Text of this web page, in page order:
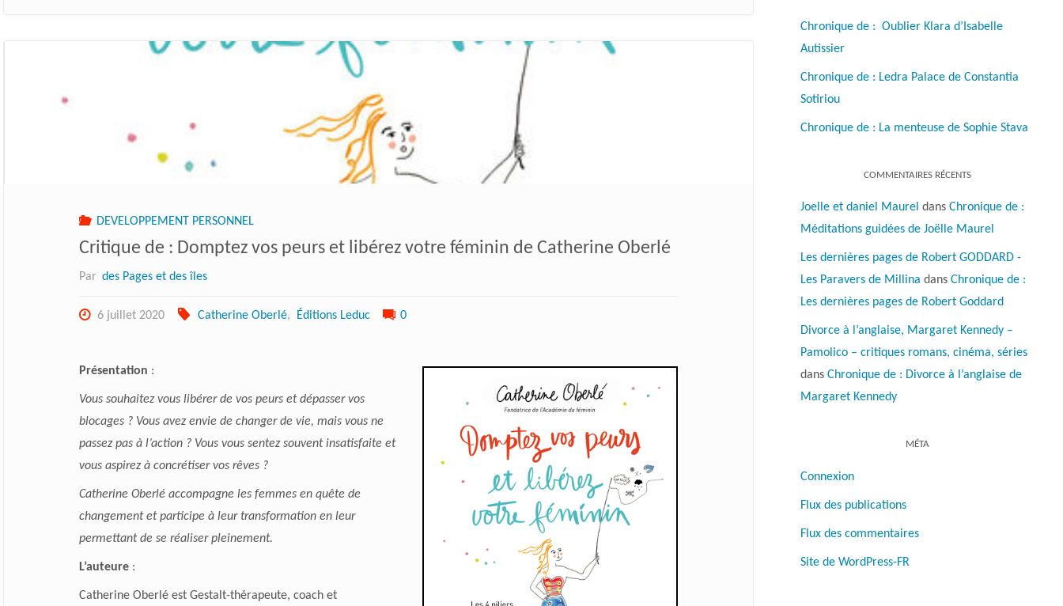
DEVELOPPEMENT PERSONNEL
Critique de : Domptez vos peurs et libérez votre féminin de Catherine Oberlé
Par des Pages et des îles
6 juillet 2020 Catherine Oberlé, Éditions Leduc 0
Présentation :
Vous souhaitez vous libérer de vos peurs et dépasser vos
blocages ? Vous avez envie de changer de vie, mais vous ne
passez pas à l’action ? Vous vous sentez souvent insatisfaite et
vous aspirez à concrétiser vos rêves ?
Catherine Oberlé accompagne les femmes en quête de
changement et participe à leur transformation en leur
permettant de se réaliser pleinement.
L’auteure:
Catherine Oberlé est Gestalt-thérapeute, coach et
Chronique de : Oublier Klara d’Isabelle
Autissier
Chronique de : Ledra Palace de Constantia
Sotiriou
Chronique de : La menteuse de Sophie Stava
COMMENTAIRES RÉCENTS
Joelle et daniel Maurel dans Chronique de :
Méditations guidées de Joëlle Maurel
Les dernières pages de Robert GODDARD -
Les Paravers de Millina dans Chronique de :
Les dernières pages de Robert Goddard
Divorce à l’anglaise, Margaret Kennedy –
Pamolico – critiques romans, cinéma, séries
dans Chronique de : Divorce à l’anglaise de
Margaret Kennedy
MÉTA
Connexion
Flux des publications
Flux des commentaires
Site de WordPress-FR